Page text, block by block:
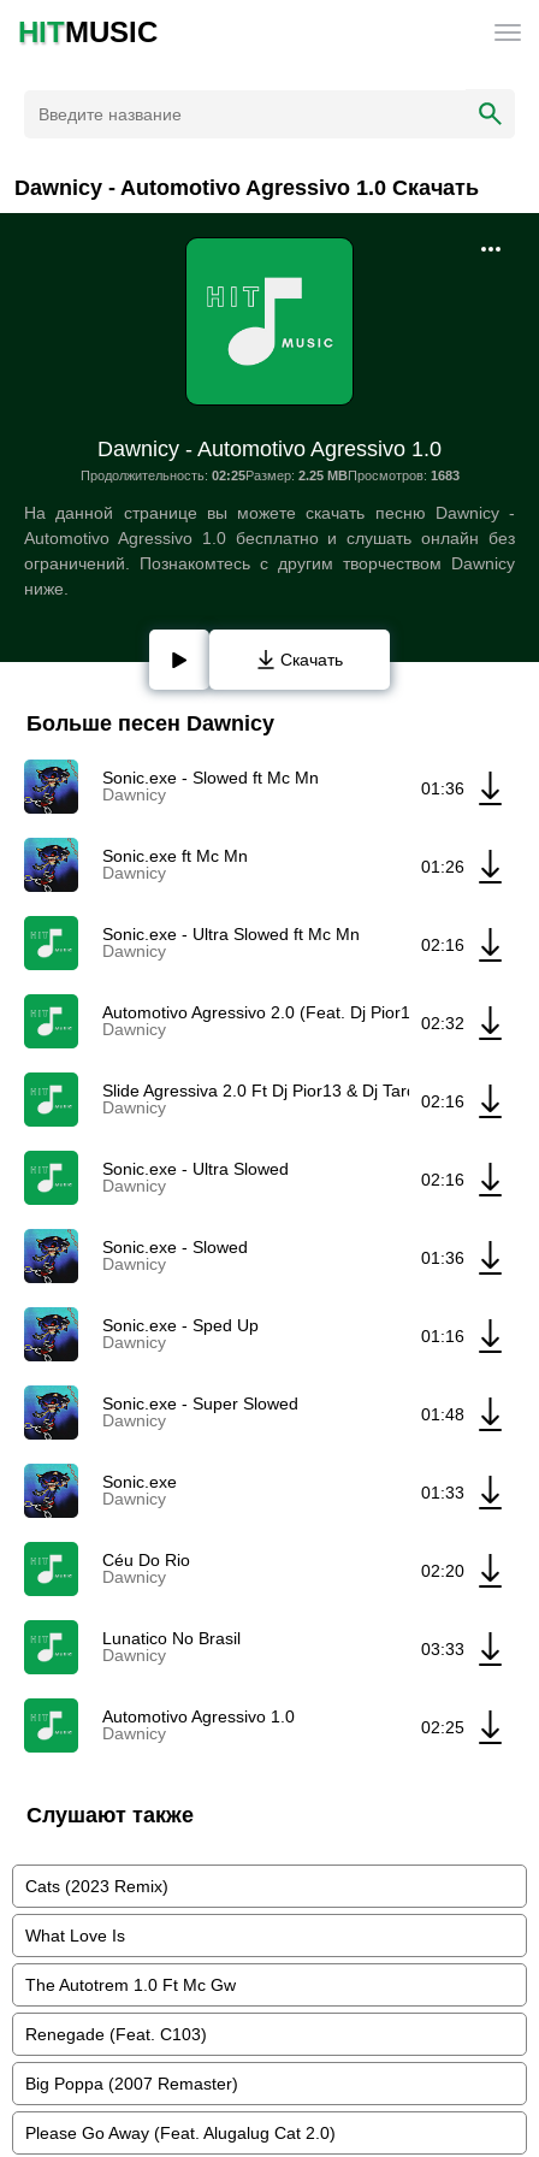
HITMUSIC
Dawnicy - Automotivo Agressivo 1.0 Скачать
Dawnicy - Automotivo Agressivo 1.0
Продолжительность: 02:25Размер: 2.25 MBПросмотров: 1683
На данной странице вы можете скачать песню Dawnicy -
Automotivo Agressivo 1.0 бесплатно и слушать онлайн без
ограничений. Познакомтесь с другим творчеством Dawnicy
ниже.
Скачать
Больше песен Dawnicy
Sonic.exe - Slowed ft Mc Mn
Dawnicy
01:36
Sonic.exe ft Mc Mn
Dawnicy
01:26
Sonic.exe - Ultra Slowed ft Mc Mn
Dawnicy
02:16
Automotivo Agressivo 2.0 (Feat. Dj Pior13)
Dawnicy
02:32
Slide Agressiva 2.0 Ft Dj Pior13 & Dj Tardio
Dawnicy
02:16
Sonic.exe - Ultra Slowed
Dawnicy
02:16
Sonic.exe - Slowed
Dawnicy
01:36
Sonic.exe - Sped Up
Dawnicy
01:16
Sonic.exe - Super Slowed
Dawnicy
01:48
Sonic.exe
Dawnicy
01:33
Céu Do Rio
Dawnicy
02:20
Lunatico No Brasil
Dawnicy
03:33
Automotivo Agressivo 1.0
Dawnicy
02:25
Слушают также
Cats (2023 Remix)
What Love Is
The Autotrem 1.0 Ft Mc Gw
Renegade (Feat. C103)
Big Poppa (2007 Remaster)
Please Go Away (Feat. Alugalug Cat 2.0)